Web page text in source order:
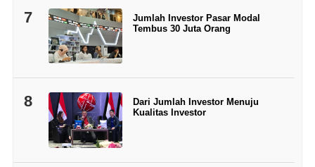
7
Jumlah Investor Pasar Modal
Tembus 30 Juta Orang
8
Dari Jumlah Investor Menuju
Kualitas Investor